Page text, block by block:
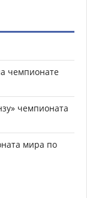
чемпионате
чемпионата
мира по